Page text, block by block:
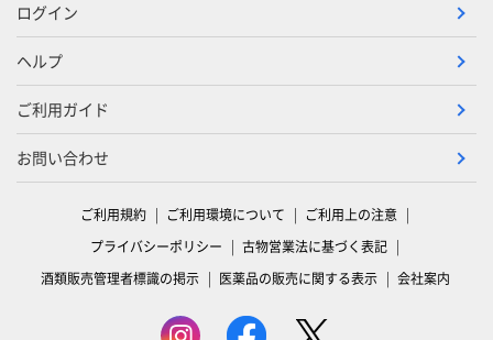
ログイン
ヘルプ
ご利用ガイド
お問い合わせ
ご利用規約 ご利用環境について
ご利用上の注意
プライバシーポリシー
古物営業法に基づく表記
酒類販売管理者標識の掲示
医薬品の販売に関する表示 会社案内